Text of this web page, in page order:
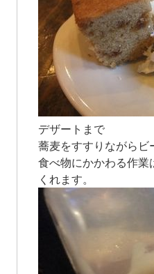
デザートまで
蕎麦をすすりながらビ
食べ物にかかわる作業
くれます。